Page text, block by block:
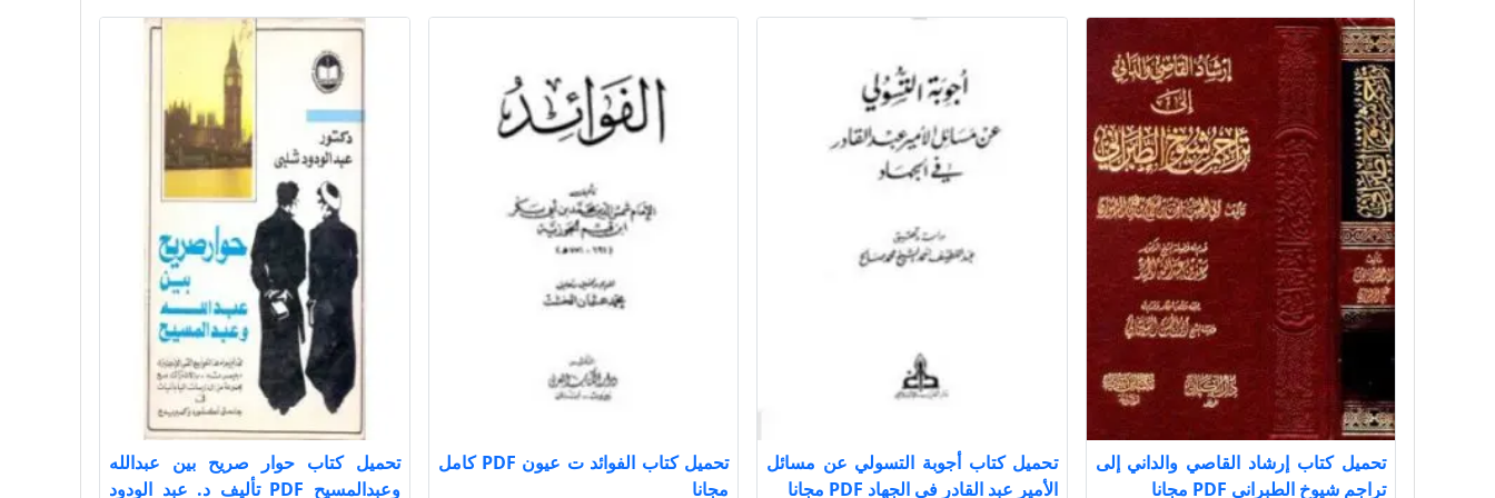
تحميل كتاب إرشاد القاصي والداني إلى
تراجم شيوخ الطبراني PDF مجانا
تحميل كتاب أجوبة التسولي عن مسائل
الأمير عبد القادر في الجهاد PDF مجانا
تحميل كتاب الفوائد ت عيون PDF كامل
مجانا
تحميل كتاب حوار صريح بين عبدالله
وعبدالمسيح PDF تأليف د. عبد الودود